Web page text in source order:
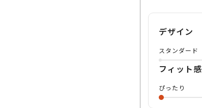
デザイン
スタンダード
フィット感
ぴったり